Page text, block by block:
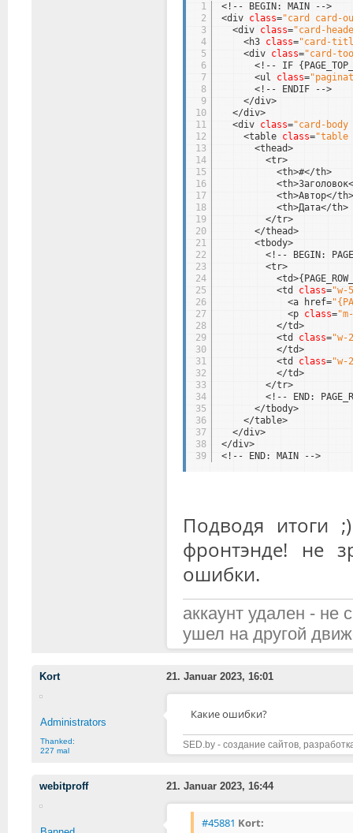
1
2
3
4
5
6
7
8
9
10
11
12
13
14
15
16
17
18
19
20
21
22
23
24
25
26
27
28
29
30
31
32
33
34
35
36
37
38
39
<!-- BEGIN: MAIN -->
<div class="card card-
<div class="card-
<h3 class="card-
<div class="card-
<!-- IF
<ul class=
<!-- ENDIF -->
</div>
</div>
<div class="card-body
<table class="table
<thead>
<tr>
<th>#</th>
<th>Автор</th>
<th>Дата</th>
</tr>
</thead>
<tbody>
<!-- BEGIN:
<tr>
<td class="w-
<a href=
<p class=
</td>
<td class="w-
</td>
<td class="w-
</td>
</tr>
<!-- END:
</tbody>
</table>
</div>
</div>
<!-- END: MAIN -->
Подводя итоги
фронтэнде! не
ошибки.
аккаунт удален - не
ушел на другой
Kort 21. Januar 2023, 16:01
Administrators
Thanked:
227 mal
Какие ошибки?
SED.by - создание сайтов,
webitproff 21. Januar 2023, 16:44
#45881 Kort: